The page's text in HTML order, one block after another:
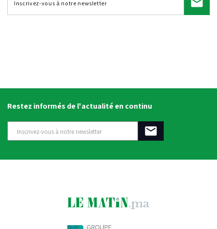
Restez informés de l'actualité en continu